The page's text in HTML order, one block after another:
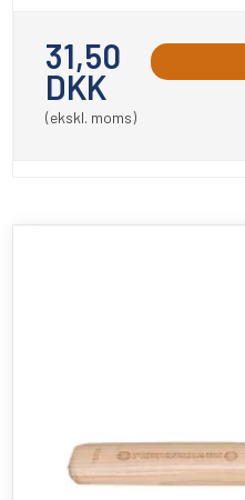
31,50
DKK
(ekskl. moms)